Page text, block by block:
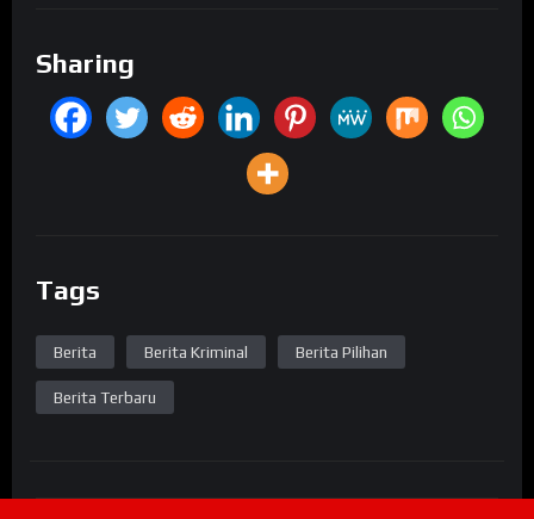
Sharing
Tags
Berita Berita Kriminal Berita Pilihan
Berita Terbaru